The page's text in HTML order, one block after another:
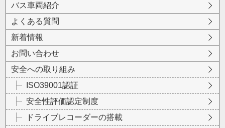
バス車両紹介
よくある質問
新着情報
お問い合わせ
安全への取り組み
ISO39001認証
安全性評価認定制度
ドライブレコーダーの搭載